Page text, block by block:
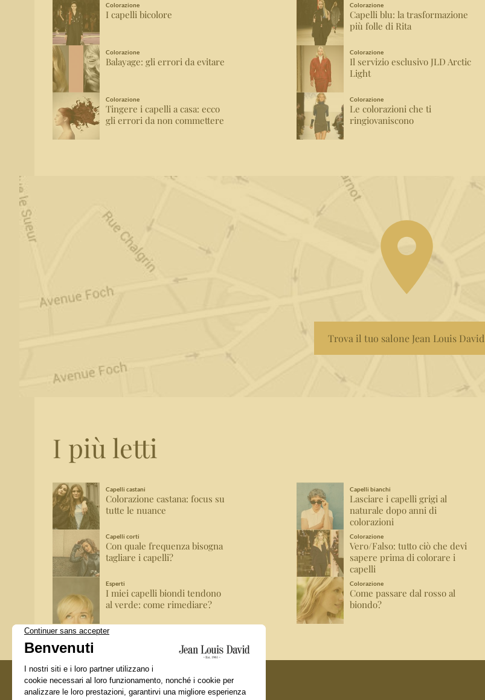
Colorazione
I capelli bicolore
Colorazione
Capelli blu: la trasformazione
più folle di Rita
Colorazione
Balayage: gli errori da evitare
Colorazione
Il servizio esclusivo JLD Arctic
Light
Colorazione
Tingere i capelli a casa: ecco
gli errori da non commettere
Colorazione
Le colorazioni che ti
ringiovaniscono
Trova il tuo salone Jean Louis David
I più letti
Capelli castani
Colorazione castana: focus su
tutte le nuance
Capelli bianchi
Lasciare i capelli grigi al
naturale dopo anni di
colorazioni
Capelli corti
Con quale frequenza bisogna
tagliare i capelli?
Colorazione
Vero/Falso: tutto ciò che devi
sapere prima di colorare i
capelli
Esperti
I miei capelli biondi tendono
al verde: come rimediare?
Colorazione
Come passare dal rosso al
biondo?